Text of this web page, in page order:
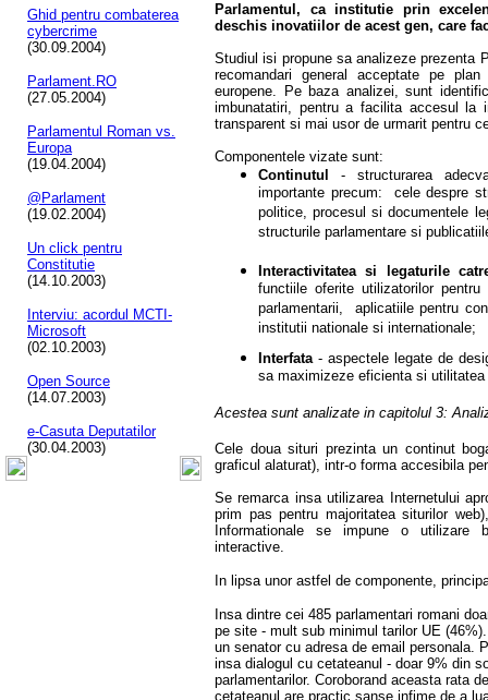
Ghid pentru combaterea
cybercrime
(30.09.2004)
Parlament.RO
(27.05.2004)
Parlamentul Roman vs.
Europa
(19.04.2004)
@Parlament
(19.02.2004)
Un click pentru
Constitutie
(14.10.2003)
Interviu: acordul MCTI-
Microsoft
(02.10.2003)
Open Source
(14.07.2003)
e-Casuta Deputatilor
(30.04.2003)
Parlamentul, ca institutie prin
deschis inovatiilor de acest gen, care
Studiul isi propune sa analizeze prezenta
recomandari general acceptate pe
europene. Pe baza analizei, sunt
imbunatatiri, pentru a facilita accesul la
transparent si mai usor de urmarit pentru
Componentele vizate sunt:
Continutul
- structurarea
importante precum: cele despre
politice, procesul si documentele
structurile parlamentare si
Interactivitatea si legaturile
functiile oferite utilizatorilor
parlamentarii, aplicatiile pentru
institutii nationale si internationale;
Interfata- aspectele legate de
sa maximizeze eficienta si
Acestea sunt analizate in capitolul 3:
Cele doua situri prezinta un continut
graficul alaturat), intr-o forma accesibila
Se remarca insa utilizarea Internetului
prim pas pentru majoritatea siturilor
Informationale se impune o utilizare
interactive.
In lipsa unor astfel de componente,
Insa dintre cei 485 parlamentari romani
pe site - mult sub minimul tarilor UE
un senator cu adresa de email personala.
insa dialogul cu cetateanul - doar 9% din
parlamentarilor. Coroborand aceasta rata
cetateanul are practic sanse infime de a